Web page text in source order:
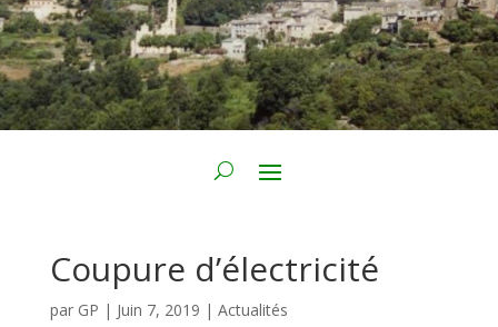
Coupure d’électricité
par GP | Juin 7, 2019 | Actualités